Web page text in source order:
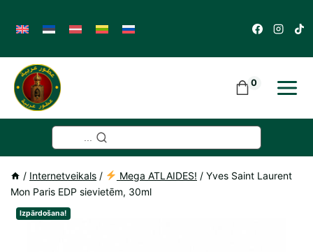
content
0
/ Internetveikals / Mega ATLAIDES! / Yves Saint Laurent
Mon Paris EDP sievietēm, 30ml
Izpārdošana!